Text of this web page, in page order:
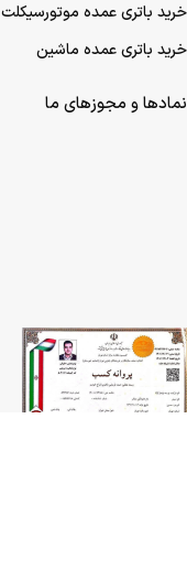
خرید باتری عمده موتورسیکلت
خرید باتری عمده ماشین
نمادها و مجوزهای ما